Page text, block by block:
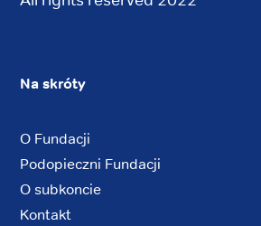
Na skróty
O Fundacji
Podopieczni Fundacji
O subkoncie
Kontakt